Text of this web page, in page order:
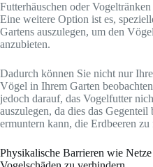
Futterhäuschen oder
Eine weitere Option ist es,
Gartens auszulegen, um den
anzubieten.
Dadurch können Sie nicht nur
Vögel in Ihrem Garten
jedoch darauf, das Vogelfutter
auszulegen, da dies das
ermuntern kann, die Erdbeeren zu
Physikalische Barrieren wie